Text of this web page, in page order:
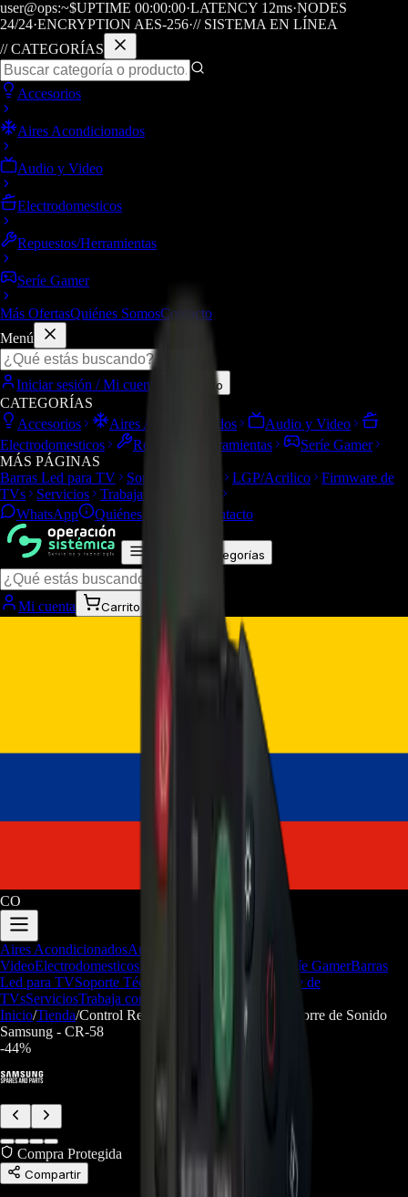
user@ops:~$UPTIME 00:00:00·LATENCY 12ms·NODES
24/24·ENCRYPTION AES-256·// SISTEMA EN LÍNEA
// CATEGORÍAS
Accesorios
Aires Acondicionados
Audio y Video
Electrodomesticos
Repuestos/Herramientas
Seríe Gamer
Más OfertasQuiénes SomosContacto
Menú
Iniciar sesión / Mi cuenta Carrito
CATEGORÍAS
Accesorios
Aires Acondicionados
Audio y Video
Electrodomesticos
Repuestos/Herramientas
Seríe Gamer
MÁS PÁGINAS
Barras Led para TV
Soporte Técnico LGP/Acrilico
Firmware de
TVs
Servicios
Trabaja con nosotros
WhatsApp
Quiénes Somos Contacto
Todas las categorías
Mi cuenta Carrito
CO
Aires AcondicionadosAudio y
VideoElectrodomesticosRepuestos/Herramientas Seríe GamerBarras
Led para TVSoporte Técnico
Firmware de
TVsServiciosTrabaja con nosotros
Inicio/Tienda/Control Remoto AH81-11472A Para Torre de Sonido
Samsung - CR-58
-44%
Compra Protegida
Compartir